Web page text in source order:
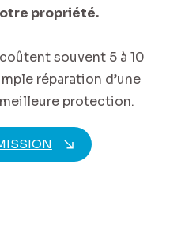
propriété.
souvent 5 à 10
réparation d’une
protection.